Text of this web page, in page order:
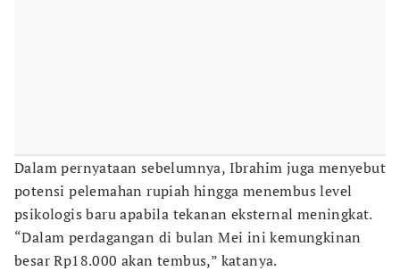
Dalam pernyataan sebelumnya, Ibrahim juga menyebut
potensi pelemahan rupiah hingga menembus level
psikologis baru apabila tekanan eksternal meningkat.
“Dalam perdagangan di bulan Mei ini kemungkinan
besar Rp18.000 akan tembus,” katanya.